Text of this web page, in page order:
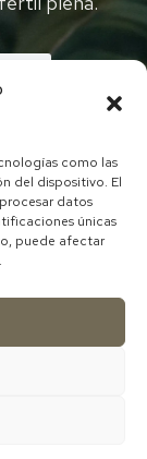
como las
del dispositivo. El
datos
únicas
puede afectar